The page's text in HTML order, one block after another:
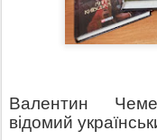
Валентин
відомий